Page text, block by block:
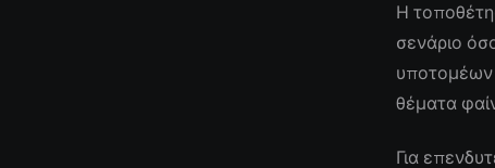
Η
σενάριο
υποτομέων
θέματα
Για